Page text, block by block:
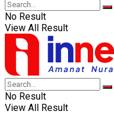
No Result
View All Result
No Result
View All Result